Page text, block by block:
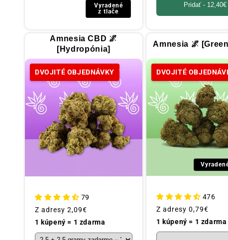
Vyradené
z tlače
Pridať - 12,40€
Amnesia CBD 🌌
[Hydropónia]
DVOJITÉ OBJEDNÁVKY
79
Obvyklá
cena
Z adresy 2,09€
1 kúpený = 1 zdarma
Amnesia 🌌
DVOJITÉ
476
Obvyklá
cena
Z adresy 0,79€
1 kúpený = 1 zdarma